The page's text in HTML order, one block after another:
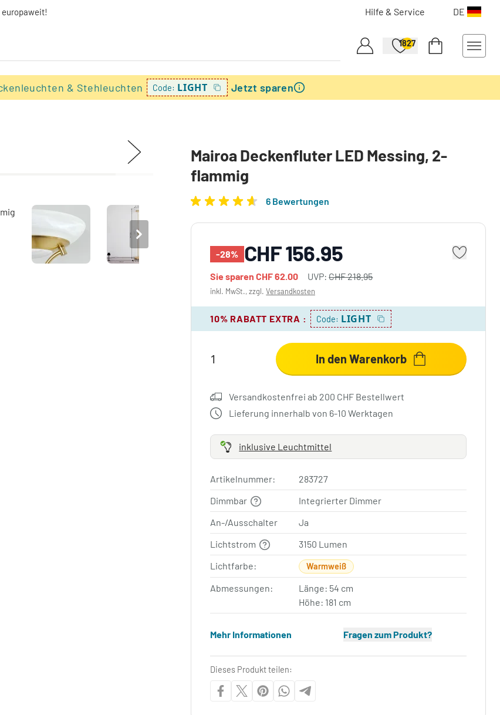
europaweit! Hilfe & Service DE
1827
& Stehleuchten Code: LIGHT Jetzt sparen
Mairoa Deckenfluter LED Messing, 2-
flammig
6 Bewertungen
-28% CHF 156.95
Sie sparenCHF 62.00 UVP:CHF 218.95
inkl. MwSt., zzgl.Versandkosten
10% RABATT EXTRA : Code: LIGHT
In den Warenkorb
Versandkostenfrei ab 200 CHF Bestellwert
Lieferung innerhalb von 6-10 Werktagen
inklusive Leuchtmittel
Artikelnummer:
283727
Dimmbar
Integrierter Dimmer
An-/Ausschalter
Ja
Lichtstrom
3150 Lumen
Lichtfarbe:
Warmweiß
Abmessungen:
Länge: 54 cm
Höhe: 181 cm
Mehr Informationen Fragen zum Produkt?
Dieses Produkt teilen: